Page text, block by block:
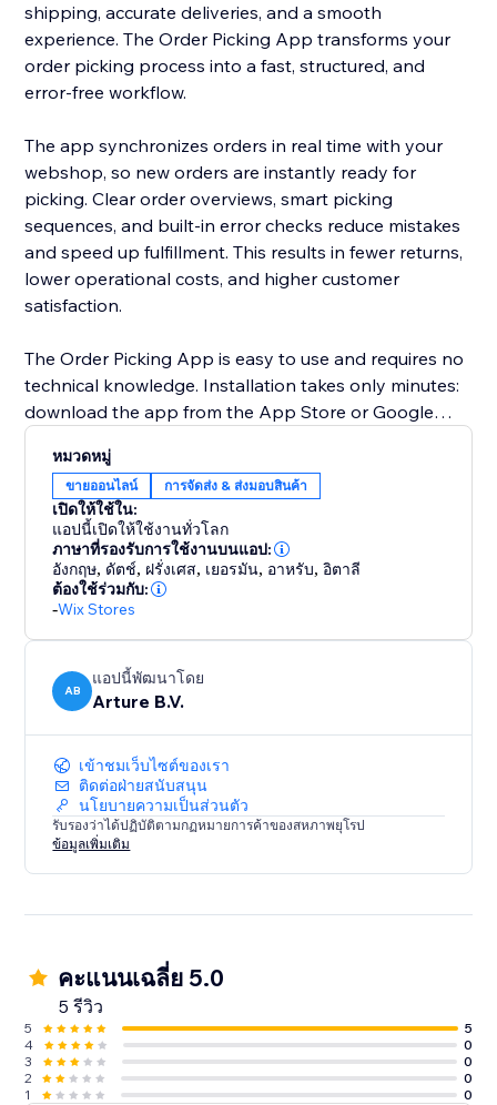
shipping, accurate deliveries, and a smooth
experience. The Order Picking App transforms your
order picking process into a fast, structured, and
error-free workflow.
The app synchronizes orders in real time with your
webshop, so new orders are instantly ready for
picking. Clear order overviews, smart picking
sequences, and built-in error checks reduce mistakes
and speed up fulfillment. This results in fewer returns,
lower operational costs, and higher customer
satisfaction.
The Order Picking App is easy to use and requires no
technical knowledge. Installation takes only minutes:
download the app from the App Store or Google
connect.
Developed by two Dutch entrepreneurs, the app is
built for real warehouse environments. It supports
multiple pickers, works on mobile devices, scales with
your business, and gives you full control over your
errors, and happier customers, the Order Picking App
helps your webshop grow with confidence.
หมวดหมู่
ขายออนไลน์ การจัดส่ง & ส่งมอบสินค้า
เปิดให้ใช้ใน:
แอปนี้เปิดให้ใช้งานทั่วโลก
ภาษาที่รองรับการใช้งานบนแอป:
อังกฤษ, ดัตช์, ฝรั่งเศส, เยอรมัน, อาหรับ,อิตาลี
ต้องใช้ร่วมกับ:
-Wix Stores
AB
แอปนี้พัฒนาโดย
Arture B.V.
เข้าชมเว็บไซต์ของเรา
ติดต่อฝ่ายสนับสนุน
นโยบายความเป็นส่วนตัว
รับรองว่าได้ปฏิบัติตามกฏหมายการค้าของสหภาพยุโรป
ข้อมูลเพิ่มเติม
คะแนนเฉลี่ย 5.0
5 รีวิว
5
5
4
0
3
0
2
0
1
0